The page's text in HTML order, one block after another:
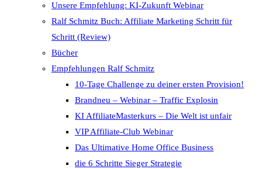
Unsere Empfehlung: KI-Zukunft Webinar
Ralf Schmitz Buch: Affiliate Marketing Schritt für
Schritt (Review)
Bücher
Empfehlungen Ralf Schmitz
10-Tage Challenge zu deiner ersten Provision!
Brandneu – Webinar – Traffic Explosin
KI AffiliateMasterkurs – Die Welt ist unfair
VIP Affiliate-Club Webinar
Das Ultimative Home Office Business
die 6 Schritte Sieger Strategie